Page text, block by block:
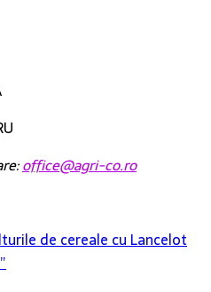
office@agri-co.ro
de cereale cu Lancelot